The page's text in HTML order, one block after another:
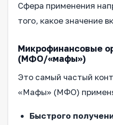
Сфера применения
того, какое значение
Микрофинансовые
(МФО/«мафы»)
Это самый частый
«Мафы» (МФО)
Быстрого